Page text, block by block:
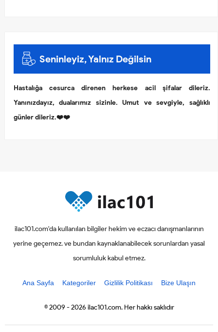
Seninleyiz, Yalnız Değilsin
Hastalığa cesurca direnen herkese acil şifalar dileriz.
Yanınızdayız, dualarımız sizinle. Umut ve sevgiyle, sağlıklı
günler dileriz.❤️❤️
ilac101.com'da kullanılan bilgiler hekim ve eczacı danışmanlarının
yerine geçemez. ve bundan kaynaklanabilecek sorunlardan yasal
sorumluluk kabul etmez.
Ana Sayfa Kategoriler Gizlilik Politikası Bize Ulaşın
© 2009 - 2026 ilac101.com. Her hakkı saklıdır